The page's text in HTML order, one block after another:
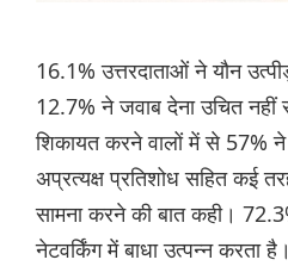
16.1% उत्तरदाताओं ने यौन
12.7% ने जवाब देना उचित नहीं
शिकायत करने वालों में से 57%
अप्रत्यक्ष प्रतिशोध सहित कई
सामना करने की बात कही।
नेटवर्किंग में बाधा उत्पन्न करता है।